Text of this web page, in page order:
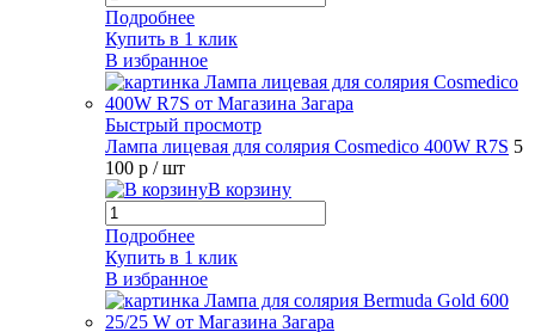
Подробнее
Купить в 1 клик
В избранное
Быстрый просмотр
Лампа лицевая для солярия Cosmedico 400W R7S 5
100 р / шт
В корзину
Подробнее
Купить в 1 клик
В избранное